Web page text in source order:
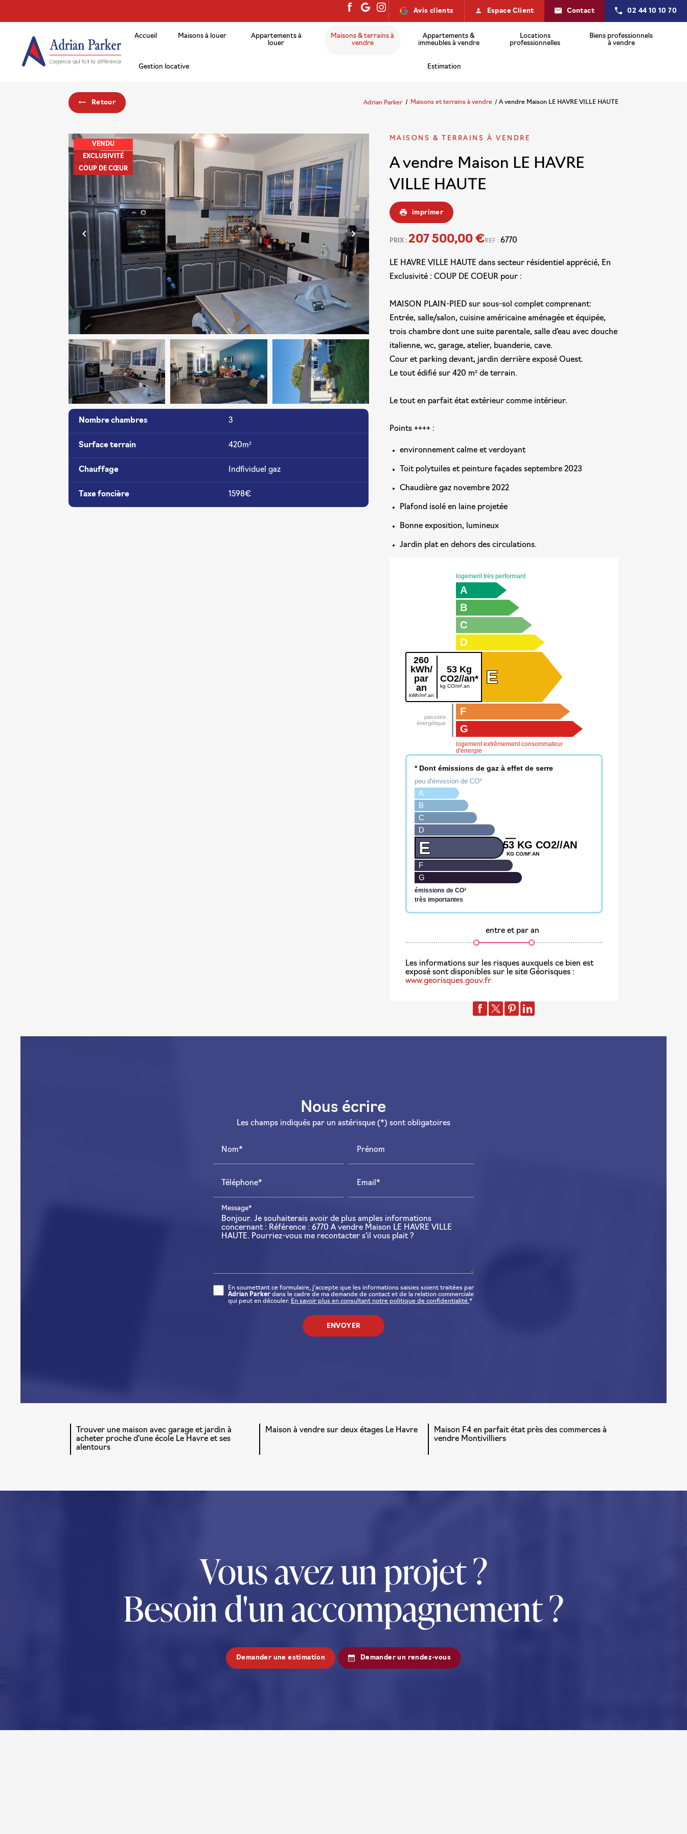
Avis clients person Espace Client Contact 02 44 10 10 70
Accueil Maisons à louer
Appartements à
louer
Maisons & terrains à
vendre
Appartements &
immeubles à vendre
Locations
professionnelles
Biens professionnels
à vendre
Gestion locative Estimation
Adrian Parker Maisons et terrains à vendre A vendre Maison LE HAVRE VILLE HAUTE
Retour
Previous Next
VENDU
EXCLUSIVITÉ
COUP DE CŒUR
Nombre chambres 3
Surface terrain 420m²
Chauffage Indfividuel gaz
Taxe foncière 1598€
MAISONS & TERRAINS À VENDRE
A vendre Maison LE HAVRE
VILLE HAUTE
imprimer
PRIX : 207 500,00 €REF : 6770
LE HAVRE VILLE HAUTE dans secteur résidentiel apprécié, En
Exclusivité : COUP DE COEUR pour :
MAISON PLAIN-PIED sur sous-sol complet comprenant:
Entrée, salle/salon, cuisine américaine aménagée et équipée,
trois chambre dont une suite parentale, salle d'eau avec douche
italienne, wc, garage, atelier, buanderie, cave.
Cour et parking devant, jardin derrière exposé Ouest.
Le tout édifié sur 420 m² de terrain.
Le tout en parfait état extérieur comme intérieur.
Points ++++ :
environnement calme et verdoyant
Toit polytuiles et peinture façades septembre 2023
Chaudière gaz novembre 2022
Plafond isolé en laine projetée
Bonne exposition, lumineux
Jardin plat en dehors des circulations.
logement très performant
A
B
C
D
260
kWh/
par
an
kWh/m².an
53 Kg
CO2//an*
kg CO/m².an E
F
G
logement extrêmement consommateur
d'énergie
* Dont émissions de gaz à effet de serre
peu d'émission de CO²
A
B
C
D
53 KG CO2//AN
KG CO/M².AN
E
F
G
émissions de CO²
très importantes
entre et par an
www.georisques.gouv.fr
Nous écrire
Les champs indiqués par un astérisque (*) sont obligatoires
Nom* Prénom
Téléphone* Email*
Message*
En soumettant ce formulaire, j'accepte que les informations saisies soient traitées par
Adrian Parkerdans le cadre de ma demande de contact et de la relation commerciale
qui peut en découler. En savoir plus en consultant notre politique de confidentialité.*
Trouver une maison avec garage et jardin à
acheter proche d'une école Le Havre et ses
alentours
Maison à vendre sur deux étages Le Havre
Maison F4 en parfait état près des commerces à
vendre Montivilliers
Vous avez un projet ?
Besoin d'un accompagnement ?
Demander une estimation Demander un rendez-vous